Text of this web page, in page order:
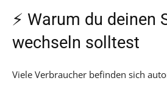
⚡ Warum du deinen
wechseln solltest
Viele Verbraucher befinden sich